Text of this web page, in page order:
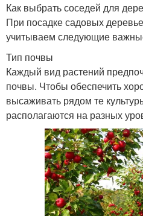
Как выбрать соседей для
При посадке садовых
учитываем следующие
Тип почвы
Каждый вид растений
почвы. Чтобы обеспечить
высаживать рядом те
располагаются на разных